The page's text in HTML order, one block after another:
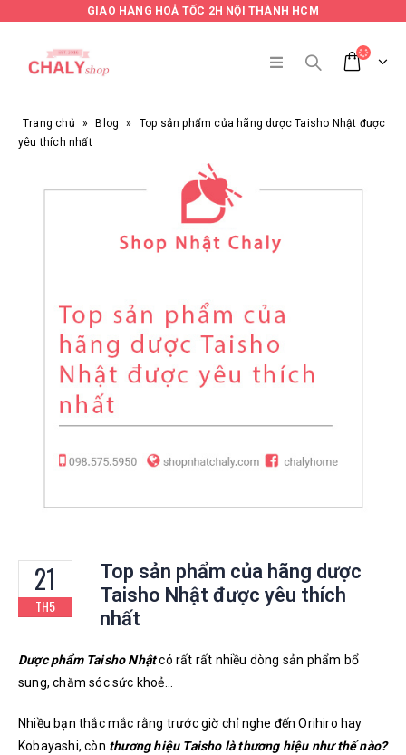
GIAO HÀNG HOẢ TỐC 2H NỘI THÀNH HCM
Trang chủ » Blog »
Top sản phẩm của hãng dược Taisho Nhật được
yêu thích nhất
21
TH5
Top sản phẩm của hãng dược
Taisho Nhật được yêu thích
nhất
Dược phẩm Taisho Nhậtcó rất rất nhiều dòng sản phẩm bổ
sung, chăm sóc sức khoẻ…
Nhiều bạn thắc mắc rằng trước giờ chỉ nghe đến Orihiro hay
Kobayashi, còn thương hiệu Taisho là thương hiệu như thế nào?